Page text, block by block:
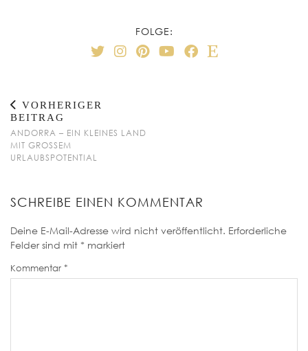
FOLGE:
VORHERIGER
BEITRAG
ANDORRA – EIN KLEINES LAND
MIT GROSSEM U
RLAUBSPOTENTIAL
SCHREIBE EINEN KOMMENTAR
Deine E-Mail-Adresse wird nicht veröffentlicht. Erforderliche
Felder sind mit * markiert
Kommentar *